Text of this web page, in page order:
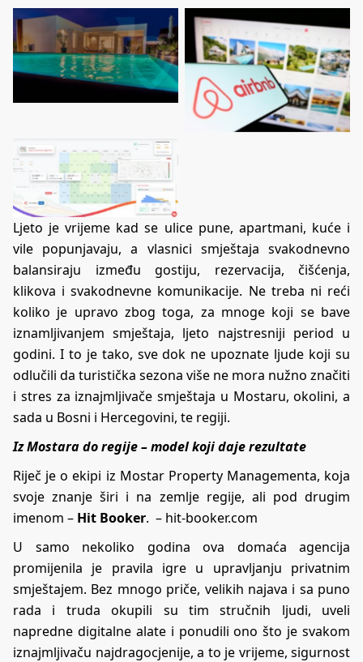
Ljeto je vrijeme kad se ulice pune, apartmani, kuće i
vile popunjavaju, a vlasnici smještaja svakodnevno
balansiraju između gostiju, rezervacija, čišćenja,
klikova i svakodnevne komunikacije. Ne treba ni reći
koliko je upravo zbog toga, za mnoge koji se bave
iznamljivanjem smještaja, ljeto najstresniji period u
godini. I to je tako, sve dok ne upoznate ljude koji su
odlučili da turistička sezona više ne mora nužno značiti
i stres za iznajmljivače smještaja u Mostaru, okolini, a
sada u Bosni i Hercegovini, te regiji.
Iz Mostara do regije – model koji daje rezultate
Riječ je o ekipi iz Mostar Property Managementa, koja
svoje znanje širi i na zemlje regije, ali pod drugim
imenom – Hit Booker. – hit-booker.com
U samo nekoliko godina ova domaća agencija
promijenila je pravila igre u upravljanju privatnim
smještajem. Bez mnogo priče, velikih najava i sa puno
rada i truda okupili su tim stručnih ljudi, uveli
napredne digitalne alate i ponudili ono što je svakom
iznajmljivaču najdragocjenije, a to je vrijeme, sigurnost